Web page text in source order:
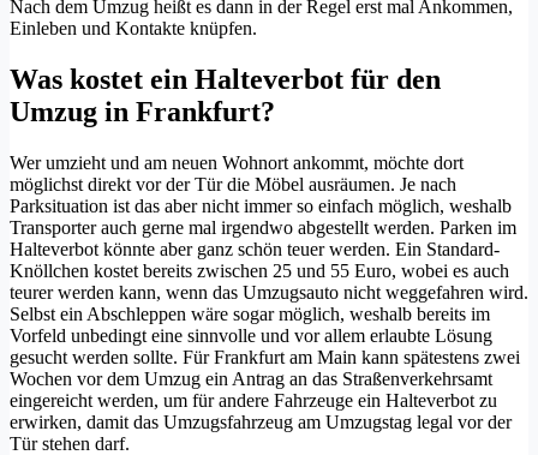
Nach dem Umzug heißt es dann in der Regel erst mal Ankommen,
Einleben und Kontakte knüpfen.
Was kostet ein Halteverbot für den
Umzug in Frankfurt?
Wer umzieht und am neuen Wohnort ankommt, möchte dort
möglichst direkt vor der Tür die Möbel ausräumen. Je nach
Parksituation ist das aber nicht immer so einfach möglich, weshalb
Transporter auch gerne mal irgendwo abgestellt werden. Parken im
Halteverbot könnte aber ganz schön teuer werden. Ein Standard-
Knöllchen kostet bereits zwischen 25 und 55 Euro, wobei es auch
teurer werden kann, wenn das Umzugsauto nicht weggefahren wird.
Selbst ein Abschleppen wäre sogar möglich, weshalb bereits im
Vorfeld unbedingt eine sinnvolle und vor allem erlaubte Lösung
gesucht werden sollte. Für Frankfurt am Main kann spätestens zwei
Wochen vor dem Umzug ein Antrag an das Straßenverkehrsamt
eingereicht werden, um für andere Fahrzeuge ein Halteverbot zu
erwirken, damit das Umzugsfahrzeug am Umzugstag legal vor der
Tür stehen darf.